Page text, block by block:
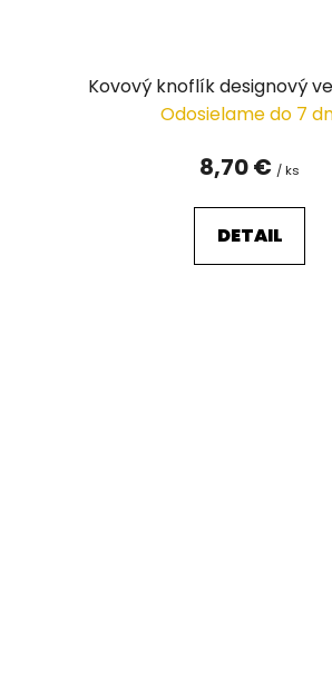
Kovový knoflík designový
Odosielame do 7
8,70 € / ks
DETAIL